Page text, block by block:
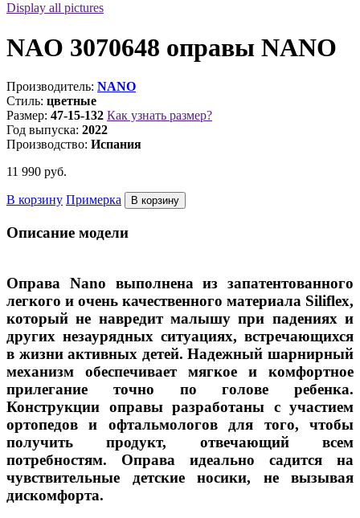
Display all pictures
NAO 3070648 оправы NANO
Производитель: NANO
Стиль: цветные
Размер: 47-15-132 Как узнать размер?
Год выпуска: 2022
Производство: Испания
11 990 руб.
В корзину Примерка
Описание модели
Оправа Nano выполнена из запатентованного
легкого и очень качественного материала Siliflex,
который не навредит малышу при падениях и
других незаурядных ситуациях, встречающихся
в жизни активных детей. Надежный шарнирный
механизм обеспечивает мягкое и комфортное
прилегание точно по голове ребенка.
Конструкции оправы разработаны с участием
ортопедов и офтальмологов для того, чтобы
получить продукт, отвечающий всем
потребностям. Оправа идеально садится на
чувствительные детские носики, не вызывая
дискомфорта.